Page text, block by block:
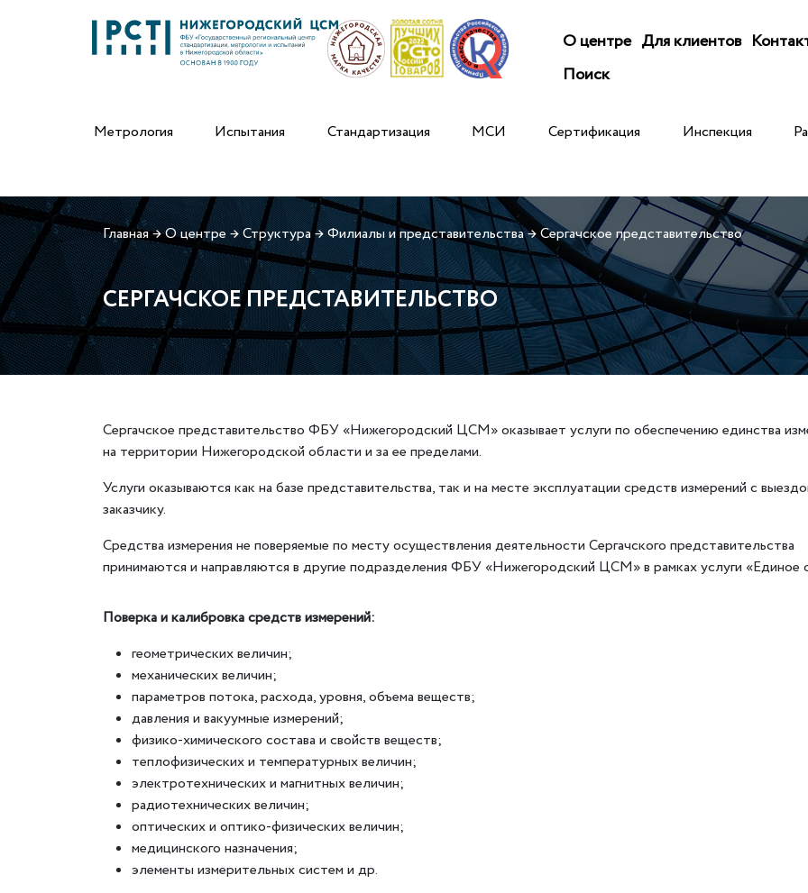
О центре Для клиентов
Поиск
Метрология Испытания Стандартизация МСИ Сертификация Инспекция
Главная→О центре→Структура→Филиалы и представительства→Сергачское представительство
СЕРГАЧСКОЕ ПРЕДСТАВИТЕЛЬСТВО
Сергачское представительство ФБУ «Нижегородский ЦСМ» оказывает услуги по обеспечению единства
на территории Нижегородской области и за ее пределами.
Услуги оказываются как на базе представительства, так и на месте эксплуатации средств измерений с
заказчику.
Средства измерения не поверяемые по месту осуществления деятельности Сергачского представительства
принимаются и направляются в другие подразделения ФБУ «Нижегородский ЦСМ» в рамках услуги «Единое
Поверка и калибровка средств измерений:
геометрических величин;
механических величин;
параметров потока, расхода, уровня, объема веществ;
давления и вакуумные измерений;
физико-химического состава и свойств веществ;
теплофизических и температурных величин;
электротехнических и магнитных величин;
радиотехнических величин;
оптических и оптико-физических величин;
медицинского назначения;
элементы измерительных систем и др.